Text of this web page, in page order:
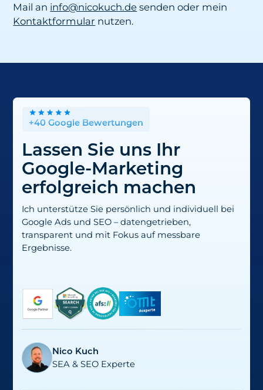
Mail an info@nicokuch.de senden oder mein
Kontaktformular nutzen.
+40 Google Bewertungen
Lassen Sie uns Ihr
Google-Marketing
erfolgreich machen
Ich unterstütze Sie persönlich und individuell bei
Google Ads und SEO – datengetrieben,
transparent und mit Fokus auf messbare
Ergebnisse.
Nico Kuch
SEA & SEO Experte